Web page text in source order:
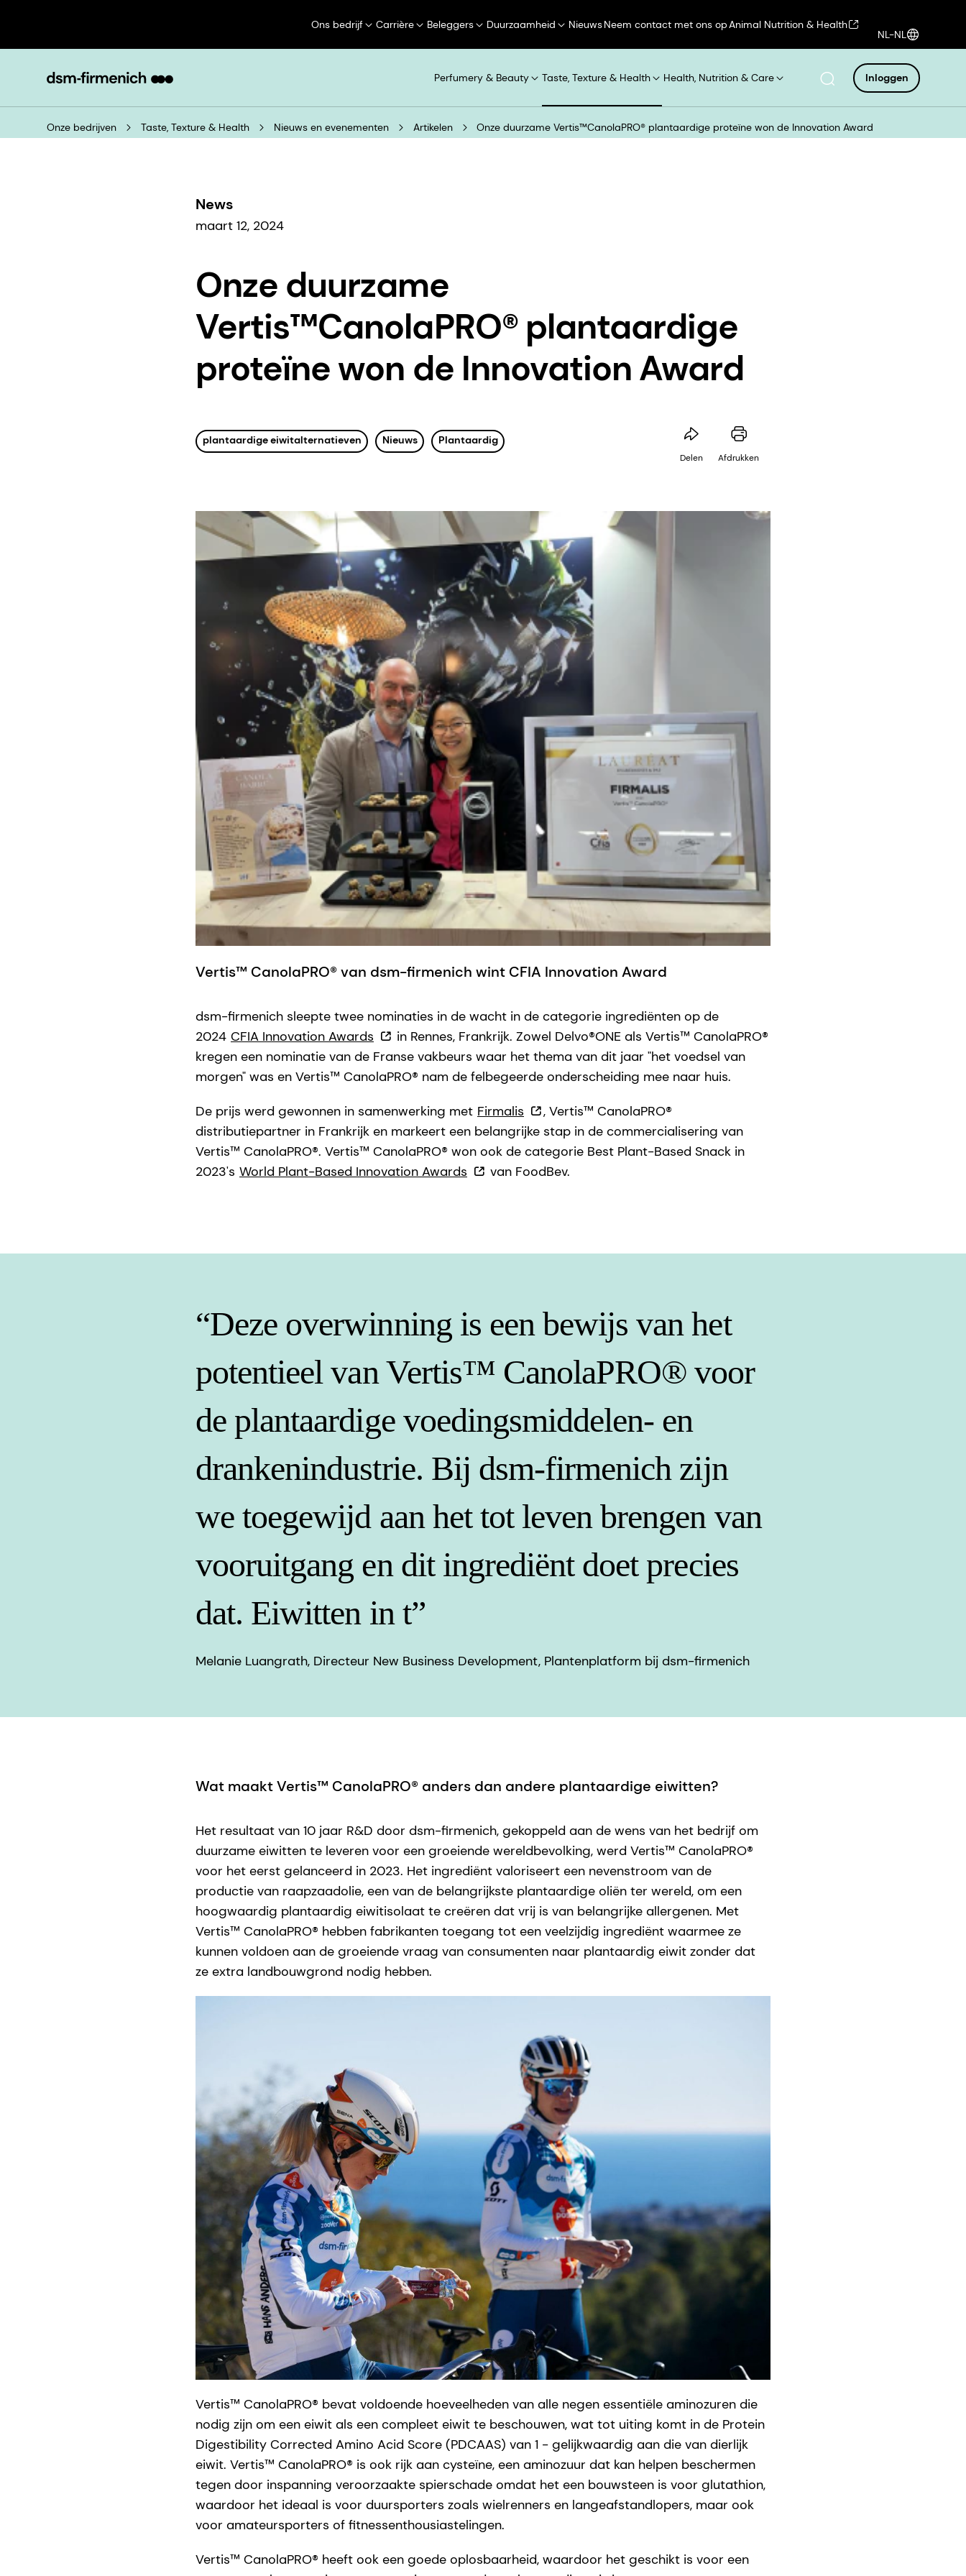
Ons bedrijf Carrière Beleggers Duurzaamheid NieuwsNeem contact met ons opAnimal Nutrition & Health
NL-NL
Perfumery & Beauty Taste, Texture & Health Health, Nutrition & Care Inloggen
Onze bedrijven Taste, Texture & Health Nieuws en evenementen Artikelen Onze duurzame Vertis™CanolaPRO® plantaardige proteïne won de Innovation Award
News
maart 12, 2024
Onze duurzame
Vertis™CanolaPRO® plantaardige
proteïne won de Innovation Award
plantaardige eiwitalternatieven Nieuws Plantaardig
Delen Afdrukken
Vertis™ CanolaPRO® van dsm-firmenich wint CFIA Innovation Award
dsm-firmenich sleepte twee nominaties in de wacht in de categorie ingrediënten op de
2024 CFIA Innovation Awards
in Rennes, Frankrijk. Zowel Delvo®ONE als Vertis™ CanolaPRO®
kregen een nominatie van de Franse vakbeurs waar het thema van dit jaar "het voedsel van
morgen" was en Vertis™ CanolaPRO® nam de felbegeerde onderscheiding mee naar huis.
De prijs werd gewonnen in samenwerking met Firmalis
, Vertis™ CanolaPRO®
distributiepartner in Frankrijk en markeert een belangrijke stap in de commercialisering van
Vertis™ CanolaPRO®. Vertis™ CanolaPRO® won ook de categorie Best Plant-Based Snack in
2023's World Plant-Based Innovation Awards van FoodBev.
“Deze overwinning is een bewijs van het
potentieel van Vertis™ CanolaPRO® voor
de plantaardige voedingsmiddelen- en
drankenindustrie. Bij dsm-firmenich zijn
we toegewijd aan het tot leven brengen van
vooruitgang en dit ingrediënt doet precies
dat. Eiwitten in t”
Melanie Luangrath, Directeur New Business Development, Plantenplatform bij dsm-firmenich
Wat maakt Vertis™ CanolaPRO® anders dan andere plantaardige eiwitten?
Het resultaat van 10 jaar R&D door dsm-firmenich, gekoppeld aan de wens van het bedrijf om
duurzame eiwitten te leveren voor een groeiende wereldbevolking, werd Vertis™ CanolaPRO®
voor het eerst gelanceerd in 2023. Het ingrediënt valoriseert een nevenstroom van de
productie van raapzaadolie, een van de belangrijkste plantaardige oliën ter wereld, om een
hoogwaardig plantaardig eiwitisolaat te creëren dat vrij is van belangrijke allergenen. Met
Vertis™ CanolaPRO® hebben fabrikanten toegang tot een veelzijdig ingrediënt waarmee ze
kunnen voldoen aan de groeiende vraag van consumenten naar plantaardig eiwit zonder dat
ze extra landbouwgrond nodig hebben.
Vertis™ CanolaPRO® bevat voldoende hoeveelheden van alle negen essentiële aminozuren die
nodig zijn om een eiwit als een compleet eiwit te beschouwen, wat tot uiting komt in de Protein
Digestibility Corrected Amino Acid Score (PDCAAS) van 1 - gelijkwaardig aan die van dierlijk
eiwit. Vertis™ CanolaPRO® is ook rijk aan cysteïne, een aminozuur dat kan helpen beschermen
tegen door inspanning veroorzaakte spierschade omdat het een bouwsteen is voor glutathion,
waardoor het ideaal is voor duursporters zoals wielrenners en langeafstandlopers, maar ook
voor amateursporters of fitnessenthousiastelingen.
Vertis™ CanolaPRO® heeft ook een goede oplosbaarheid, waardoor het geschikt is voor een